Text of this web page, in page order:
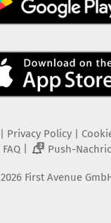
| Privacy Policy|
FAQ| 2 Push-
2026 First Avenue